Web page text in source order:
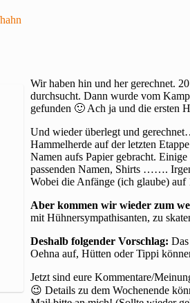
Wir haben hin und her gerechnet.
durchsucht. Dann wurde vom
gefunden 🙂 Ach ja und die ersten
Und wieder überlegt und
Hammelherde auf der letzten
Namen aufs Papier gebracht.
passenden Namen, Shirts …….
Wobei die Anfänge (ich glaube) auf
Aber kommen wir wieder zum
mit Hühnersympathisanten, zu
Deshalb folgender Vorschlag:
Oehna auf, Hütten oder Tippi
Jetzt sind eure Kommentare/
😉 Details zu dem Wochenende